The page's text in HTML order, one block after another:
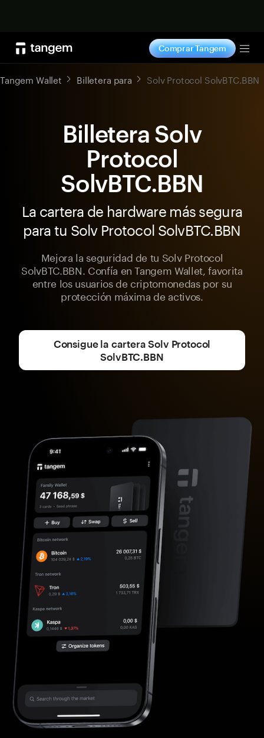
Comprar Tangem
Tangem Wallet Billetera para Solv Protocol SolvBTC.BBN
Billetera Solv
Protocol
SolvBTC.BBN
La cartera de hardware más segura
para tu Solv Protocol SolvBTC.BBN
Mejora la seguridad de tu Solv Protocol
SolvBTC.BBN. Confía en Tangem Wallet, favorita
entre los usuarios de criptomonedas por su
protección máxima de activos.
Consigue la cartera Solv Protocol
SolvBTC.BBN